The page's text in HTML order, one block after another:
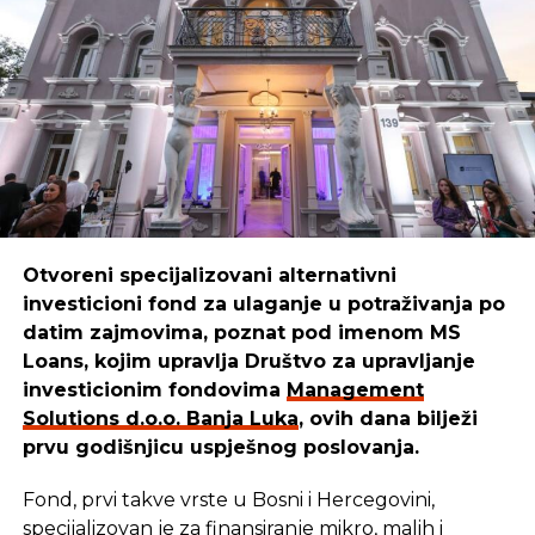
efikasnosti.”
Boškoističe:
“Mi smo sredstva iskoristili da kreiramo,
unaprijedimo i pustimo u izdavaštvo udžbenike za
djecu, prilagođene raznim uzrastima. Danas naši
udžbenici pomažu mnogim mališanima da lakše
uče i odrastaju.”
REKLAMA
Cilj u Management Solutions -u ostaje isti: da
budemo pouzdan partner onima koji stvaraju,
razvijaju i unaprjeđuju našu zajednicu. Zato
Otvoreni specijalizovani alternativni
investicioni fond za ulaganje u potraživanja po
datim zajmovima, poznat pod imenom MS
Loans, kojim upravlja Društvo za upravljanje
investicionim fondovima Management
Solutions d.o.o. Banja Luka, ovih dana bilježi
prvu godišnjicu uspješnog poslovanja.
Fond, prvi takve vrste u Bosni i Hercegovini,
specijalizovan je za finansiranje mikro, malih i